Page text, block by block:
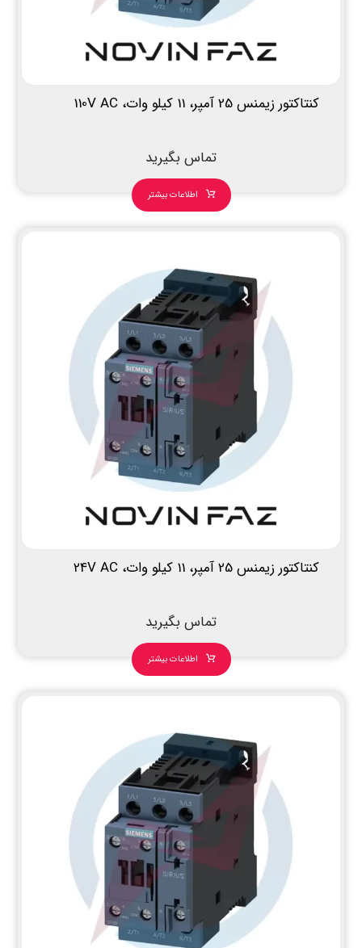
کنتاکتور زیمنس 25 آمپر، 11 کیلو وات، 110V AC
تماس بگیرید
اطلاعات بیشتر
کنتاکتور زیمنس 25 آمپر، 11 کیلو وات، 24V AC
تماس بگیرید
اطلاعات بیشتر